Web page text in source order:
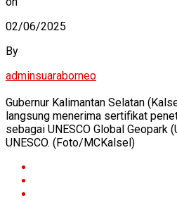
02/06/2025
By
adminsuaraborneo
Gubernur Kalimantan Selatan
langsung menerima sertifikat
sebagai UNESCO Global Geopark
UNESCO. (Foto/MCKalsel)